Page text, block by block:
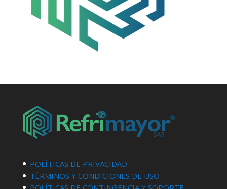
POLÍTICAS DE PRIVACIDAD
TÉRMINOS Y CONDICIONES DE USO